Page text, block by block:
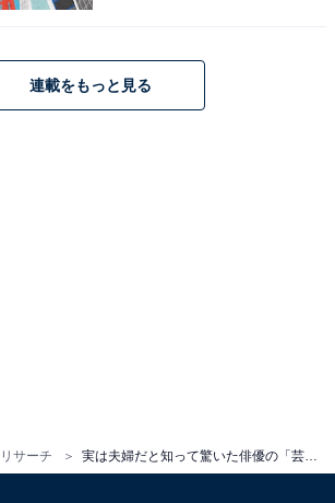
リサーチ
連載をもっと見る